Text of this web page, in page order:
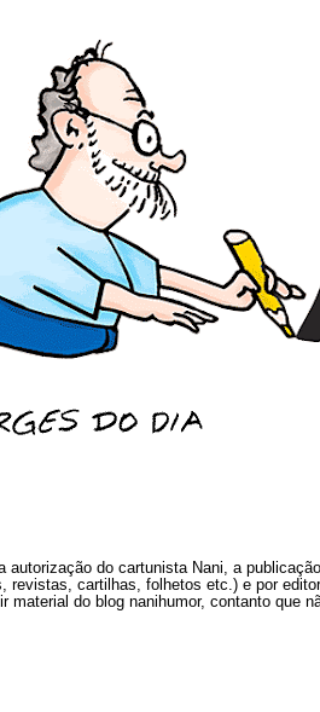
autorização do cartunista Nani, a
revistas, cartilhas, folhetos etc.) e por
material do blog nanihumor, contanto que